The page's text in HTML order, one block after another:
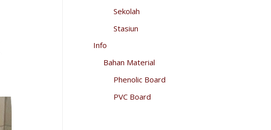
Sekolah
Stasiun
Info
Bahan Material
Phenolic Board
PVC Board